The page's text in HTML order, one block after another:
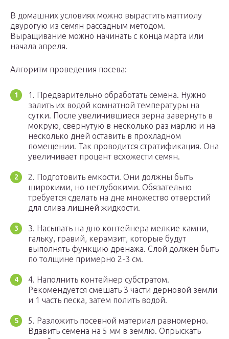
В домашних условиях можно вырастить маттиолу
двурогую из семян рассадным методом.
Выращивание можно начинать с конца марта или
начала апреля.
Алгоритм проведения посева:
1. Предварительно обработать семена. Нужно
залить их водой комнатной температуры на
сутки. После увеличившиеся зерна завернуть в
мокрую, свернутую в несколько раз марлю и на
несколько дней оставить в прохладном
помещении. Так проводится стратификация. Она
увеличивает процент всхожести семян.
2. Подготовить емкости. Они должны быть
широкими, но неглубокими. Обязательно
требуется сделать на дне множество отверстий
для слива лишней жидкости.
3. Насыпать на дно контейнера мелкие камни,
гальку, гравий, керамзит, которые будут
выполнять функцию дренажа. Слой должен быть
по толщине примерно 2-3 см.
4. Наполнить контейнер субстратом.
Рекомендуется смешать 3 части дерновой земли
и 1 часть песка, затем полить водой.
5. Разложить посевной материал равномерно.
Вдавить семена на 5 мм в землю. Опрыскать